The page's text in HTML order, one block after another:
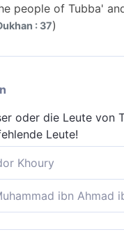
people of Tubba'
: 37)
oder die Leute von
Leute!
Khoury
oder das Volk des
ibn Ahmad